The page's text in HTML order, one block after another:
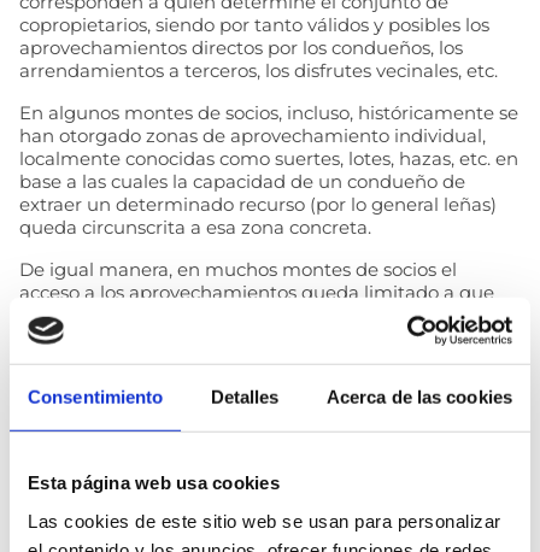
Consentimiento Detalles Acerca de las cookies
Esta página web usa cookies
Las cookies de este sitio web se usan para personalizar
copropietarios, siendo por tanto válidos y posibles los
aprovechamientos directos por los condueños, los
arrendamientos a terceros, los disfrutes vecinales, etc.
En algunos montes de socios, incluso, históricamente se
han otorgado zonas de aprovechamiento individual,
localmente conocidas como suertes, lotes, hazas, etc. en
base a las cuales la capacidad de un condueño de
extraer un determinado recurso (por lo general leñas)
queda circunscrita a esa zona concreta.
De igual manera, en muchos montes de socios el
acceso a los aprovechamientos queda limitado a que
los condueños cumplan con determinados
condicionantes, por ejemplo la vecindad.
fórmula de gestión que mejor se adecúa a sus intereses
y a la conservación del monte. Lo único que no pueden
generaciones no actuales, ya que su capacidad
decisoria viene limitada a su generación y a la que en
ese momento pudiera existir.